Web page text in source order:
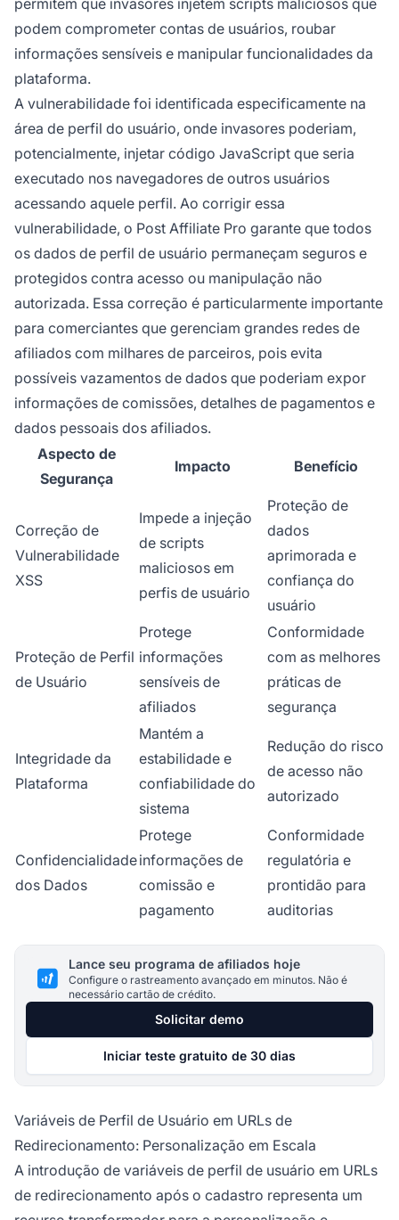
podem comprometer contas de usuários, roubar
informações sensíveis e manipular funcionalidades da
plataforma.
A vulnerabilidade foi identificada especificamente na
área de perfil do usuário, onde invasores poderiam,
potencialmente, injetar código JavaScript que seria
executado nos navegadores de outros usuários
acessando aquele perfil. Ao corrigir essa
vulnerabilidade, o Post Affiliate Pro garante que todos
os dados de perfil de usuário permaneçam seguros e
protegidos contra acesso ou manipulação não
autorizada. Essa correção é particularmente importante
para comerciantes que gerenciam grandes redes de
afiliados com milhares de parceiros, pois evita
possíveis vazamentos de dados que poderiam expor
informações de comissões, detalhes de pagamentos e
dados pessoais dos afiliados.
Aspecto de
Segurança
Impacto Benefício
Correção de
Vulnerabilidade
XSS
Impede a injeção
de scripts
maliciosos em
perfis de usuário
Proteção de
dados
aprimorada e
confiança do
usuário
Proteção de Perfil
de Usuário
Protege
informações
sensíveis de
afiliados
Conformidade
com as melhores
práticas de
segurança
Integridade da
Plataforma
Mantém a
estabilidade e
confiabilidade do
sistema
Redução do risco
de acesso não
autorizado
Confidencialidade
dos Dados
Protege
informações de
comissão e
pagamento
Conformidade
regulatória e
prontidão para
auditorias
Lance seu programa de afiliados hoje
Configure o rastreamento avançado em minutos. Não é
necessário cartão de crédito.
Solicitar demo
Iniciar teste gratuito de 30 dias
Variáveis de Perfil de Usuário em URLs de
Redirecionamento: Personalização em Escala
A introdução de variáveis de perfil de usuário em URLs
de redirecionamento após o cadastro representa um